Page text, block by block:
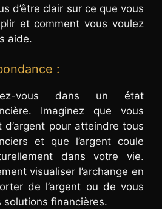
d’être clair sur ce que vous
et comment vous voulez
aide.
:
vous dans un état
Imaginez que vous
d’argent pour atteindre tous
et que l’argent coule
dans votre vie.
visualiser l’archange en
de l’argent ou de vous
financières.